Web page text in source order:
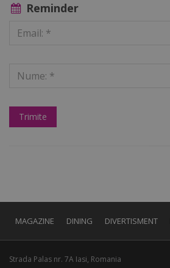
Reminder
MAGAZINE DINING DIVERTISMENT
Strada Palas nr. 7A Iasi, Romania